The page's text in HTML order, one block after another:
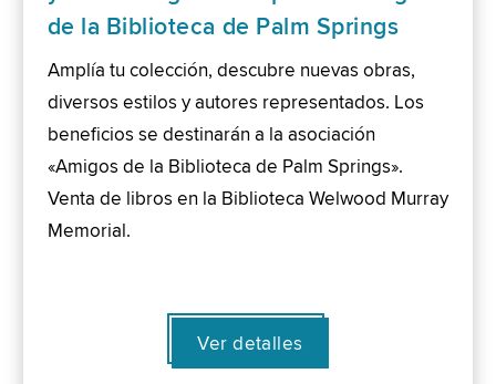
de la Biblioteca de Palm Springs
Amplía tu colección, descubre nuevas obras,
diversos estilos y autores representados. Los
beneficios se destinarán a la asociación
«Amigos de la Biblioteca de Palm Springs».
Venta de libros en la Biblioteca Welwood Murray
Memorial.
Ver detalles